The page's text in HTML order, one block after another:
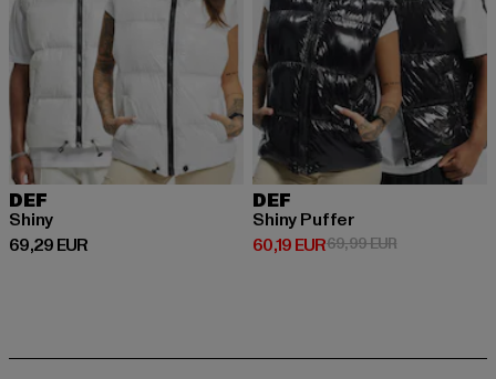
DEF
Shiny
69,29 EUR
Derzeitiger Preis: 69,29 EUR
DEF
Shiny Puffer
60,19 EUR
Derzeitiger Preis: 60,19 EUR
69,99 EURAktionspreis: